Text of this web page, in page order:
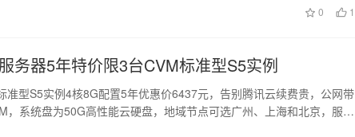
0 1
务器5年特价限3台CVM标准型S5实例
准型S5实例4核8G配置5年优惠价6437元，告别腾讯云续费贵，公网带
，系统盘为50G高性能云硬盘，地域节点可选广州、上海和北京，服务